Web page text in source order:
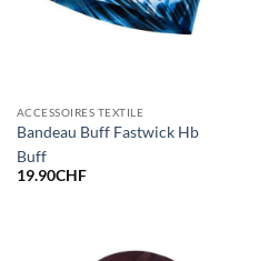
ACCESSOIRES TEXTILE
Bandeau Buff Fastwick Hb
Buff
19.90CHF